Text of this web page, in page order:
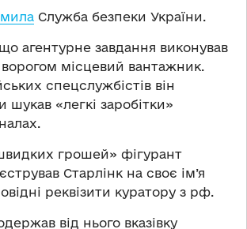
Служба безпеки України.
агентурне завдання виконував
місцевий вантажник.
спецслужбістів він
шукав «легкі заробітки»
грошей» фігурант
Старлінк на своє ім’я
реквізити куратору з рф.
від нього вказівку